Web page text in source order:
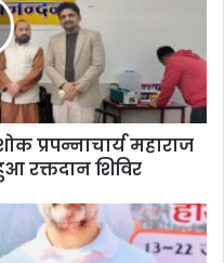
प्रपन्नाचार्य महाराज
रक्तदान शिविर